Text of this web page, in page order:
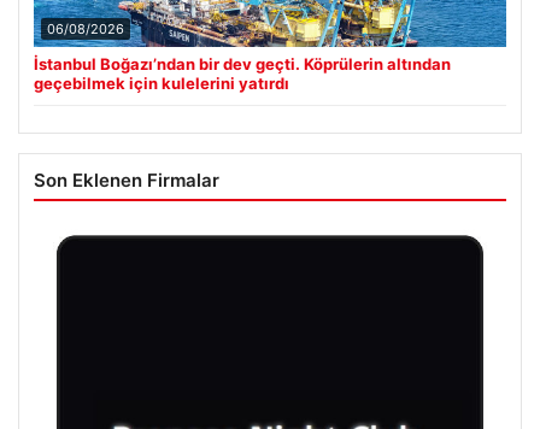
06/08/2026
İstanbul Boğazı’ndan bir dev geçti. Köprülerin altından
geçebilmek için kulelerini yatırdı
Son Eklenen Firmalar